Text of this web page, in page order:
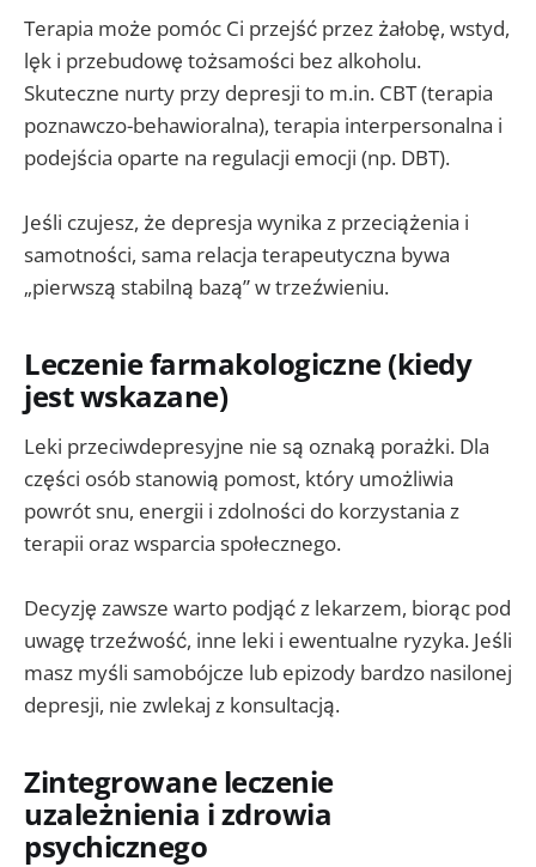
Terapia może pomóc Ci przejść przez żałobę, wstyd,
lęk i przebudowę tożsamości bez alkoholu.
Skuteczne nurty przy depresji to m.in. CBT (terapia
poznawczo-behawioralna), terapia interpersonalna i
podejścia oparte na regulacji emocji (np. DBT).
Jeśli czujesz, że depresja wynika z przeciążenia i
samotności, sama relacja terapeutyczna bywa
„pierwszą stabilną bazą” w trzeźwieniu.
Leczenie farmakologiczne (kiedy
jest wskazane)
Leki przeciwdepresyjne nie są oznaką porażki. Dla
części osób stanowią pomost, który umożliwia
powrót snu, energii i zdolności do korzystania z
terapii oraz wsparcia społecznego.
Decyzję zawsze warto podjąć z lekarzem, biorąc pod
uwagę trzeźwość, inne leki i ewentualne ryzyka. Jeśli
masz myśli samobójcze lub epizody bardzo nasilonej
depresji, nie zwlekaj z konsultacją.
Zintegrowane leczenie
uzależnienia i zdrowia
psychicznego